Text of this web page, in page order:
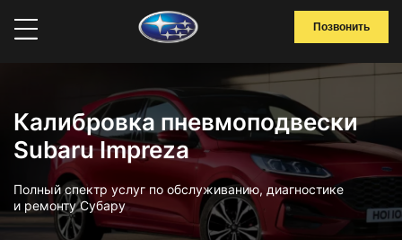
Позвонить
Калибровка пневмоподвески
Subaru Impreza
Полный спектр услуг по обслуживанию, диагностике
и ремонту Субару